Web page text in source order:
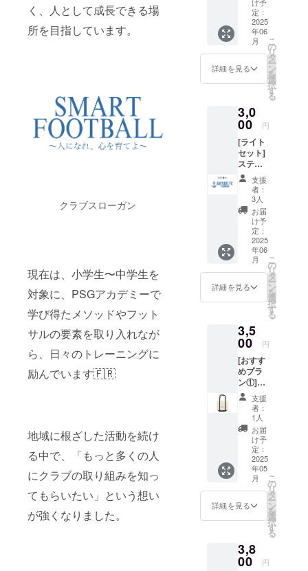
く、人として成長できる場
所を目指しています。
クラブスローガン
現在は、小学生〜中学生を
対象に、PSGアカデミーで
学び得たメソッドやフット
サルの要素を取り入れなが
ら、日々のトレーニングに
励んでいます🇫🇷
地域に根ざした活動を続け
る中で、「もっと多くの人
にクラブの取り組みを知っ
てもらいたい」という想い
が強くなりました。
定：
2025
年06
月
詳細を見る
こ
の
リ
タ
ー
ン
を
選
択
す
る
3,0
00 円
[ライト
セット]
ステッ
カー
+キーホ
ルダー
+ポーチ
のお得
セッ
ト！
支援
者：
3人
お届
け予
定：
2025
年06
月
詳細を見る
こ
の
リ
タ
ー
ン
を
選
択
す
る
3,5
00 円
[おすす
めプラ
ン①]
トート
バッグ
支援
者：
1人
お届
け予
定：
2025
年05
月
詳細を見る
こ
の
リ
タ
ー
ン
を
選
択
す
る
3,8
00 円